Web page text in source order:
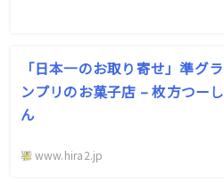
「日本一のお取り寄せ」準グラ
ンプリのお菓子店 – 枚方つーし
ん
www.hira2.jp